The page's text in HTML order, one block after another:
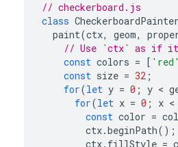
// checkerboard.js
class CheckerboardPainter
paint(ctx, geom,
// Use `ctx` as if it
const colors = [ 'red'
const size = 32 ;
for(let y = 0 ; y <
for(let x = 0 ; x <
const color =
ctx.beginPath();
ctx. fillStyle =